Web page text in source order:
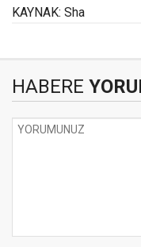
KAYNAK: Sha
HABERE